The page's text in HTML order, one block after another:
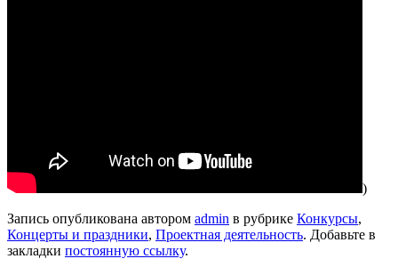
)
Запись опубликована автором admin в рубрике Конкурсы,
Концерты и праздники, Проектная деятельность. Добавьте в
закладки постоянную ссылку.